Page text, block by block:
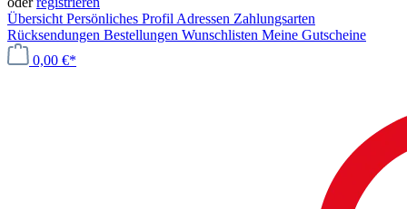
Übersicht Persönliches Profil Adressen Zahlungsarten
Rücksendungen Bestellungen Wunschlisten Meine Gutscheine
0,00 €*